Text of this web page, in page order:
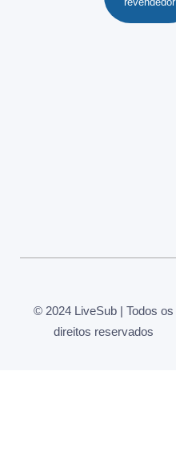
© 2024 LiveSub | Todos os
direitos reservados